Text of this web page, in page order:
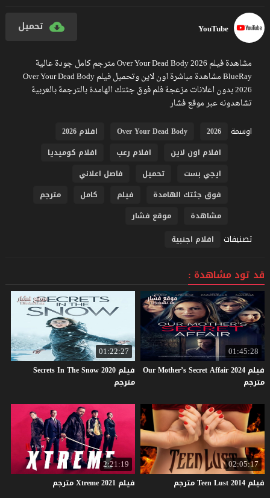
YouTube تحميل
مشاهدة فيلم Over Your Dead Body 2026 مترجم كامل جودة عالية
BlueRay مشاهدة مباشرة اون لاين وتحميل فيلم Over Your Dead Body
2026 بدون اعلانات مزعجة فلم فوق جثتك الهامدة بالترجمة بالعربية
تشاهدونه عبر موقع فشار
اوسمة
2026
Over Your Dead Body
افلام 2026
افلام اون لاين
افلام رعب
افلام كوميديا
ايجي بست
تحميل
فاصل اعلاني
فوق جثتك الهامدة
فيلم كامل
مترجم
مشاهدة
موقع فشار
تصنيفات افلام اجنبية
قد تود مشاهدة :
01:45:28
فيلم Our Mother’s Secret Affair 2024
مترجم
01:22:27
فيلم Secrets In The Snow 2020
مترجم
02:05:17
فيلم TeenLust2014 مترجم
2:21:19
فيلم Xtreme2021 مترجم